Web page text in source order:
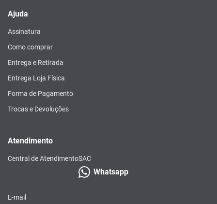
Ajuda
Assinatura
Como comprar
Entrega e Retirada
Entrega Loja Física
Forma de Pagamento
Trocas e Devoluções
Atendimento
Central de AtendimentoSAC
Whatsapp
E-mail